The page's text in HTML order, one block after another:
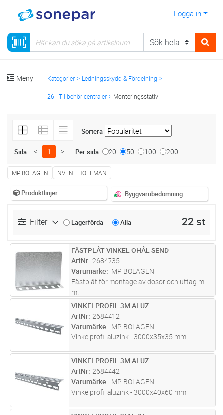
Logga in
Meny Kategorier Ledningsskydd & Fördelning
26 - Tillbehör centraler Monteringsstativ
Sortera
Sida < 1 > Per sida 20 50 100 200
MP BOLAGEN NVENT HOFFMAN
Produktlinjer Byggvarubedömning
Filter Lagerförda Alla 22 st
ST Lägg i kundvagn
FÄSTPLÅT VINKEL OHÅL SEND
ArtNr 2684735
Varumärke
MP BOLAGEN
Fästplåt för montage av dosor och uttag m
m.
ST Lägg i kundvagn
VINKELPROFIL 3M ALUZ
ArtNr 2684412
Varumärke
MP BOLAGEN
Vinkelprofil aluzink - 3000x35x35 mm
ST Lägg i kundvagn
VINKELPROFIL 3M ALUZ
ArtNr 2684442
Varumärke
MP BOLAGEN
Vinkelprofil aluzink - 3000x40x60 mm